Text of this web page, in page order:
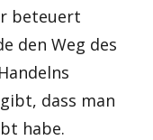
beteuert
den Weg des
dass man
habe.